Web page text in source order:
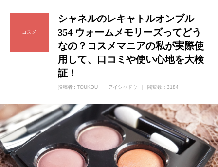
コスメ
シャネルのレキャトルオンブル
354 ウォームメモリーズってどう
なの？コスメマニアの私が実際使
用して、口コミや使い心地を大検
証！
投稿者 : TOUKOU アイシャドウ 閲覧数：3184